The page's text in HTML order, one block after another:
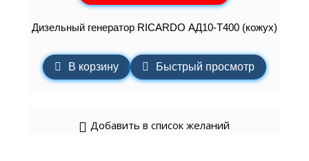
Дизельный генератор RICARDO АД10-Т400 (кожух)
В корзину Быстрый просмотр
Добавить в список желаний